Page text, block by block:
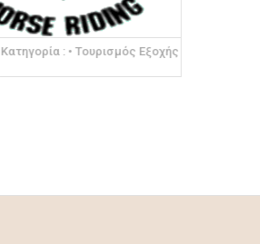
Κατηγορία : • Τουρισμός Εξοχής